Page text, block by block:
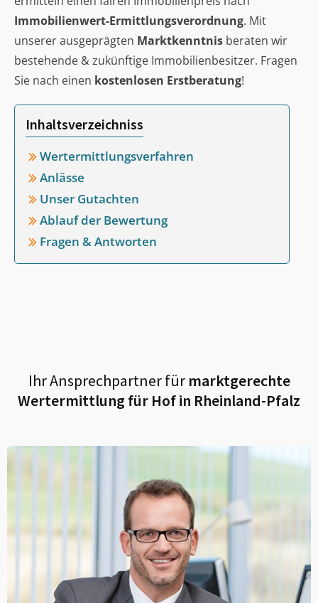
Immobilienwert-Ermittlungsverordnung. Mit
unserer ausgeprägten Marktkenntnis beraten wir
bestehende & zukünftige Immobilienbesitzer. Fragen
Sie nach einen kostenlosen Erstberatung!
Inhaltsverzeichniss
Wertermittlungsverfahren
Anlässe
Unser Gutachten
Ablauf der Bewertung
Fragen & Antworten
Ihr Ansprechpartner fürmarktgerechte
Wertermittlung für Hof in Rheinland-Pfalz